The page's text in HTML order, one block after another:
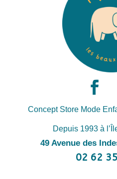
Concept Store Mode
Depuis 1993 à
49 Avenue des
02 62